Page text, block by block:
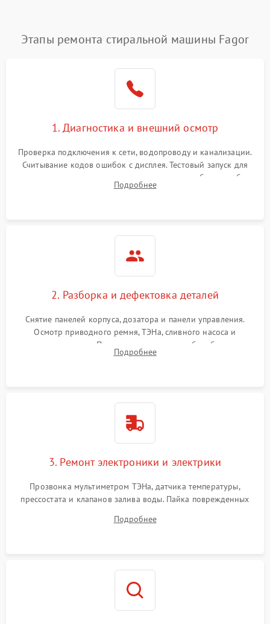
Замена платы управления Подробнее →
Этапы ремонта стиральной машины Fagor
1. Диагностика и внешний осмотр
Проверка подключения к сети, водопроводу и канализации.
Считывание кодов ошибок с дисплея. Тестовый запуск для
выявления посторонних шумов, протечек или сбоев в работе
электронного модуля управления.
Подробнее
2. Разборка и дефектовка деталей
Снятие панелей корпуса, дозатора и панели управления.
Осмотр приводного ремня, ТЭНа, сливного насоса и
амортизаторов. Проверка подшипников барабана и
крестовины на износ, а манжеты люка на разрывы.
Подробнее
3. Ремонт электроники и электрики
Прозвонка мультиметром ТЭНа, датчика температуры,
прессостата и клапанов залива воды. Пайка поврежденных
Восстановление целостности проводки и контактов.
Подробнее